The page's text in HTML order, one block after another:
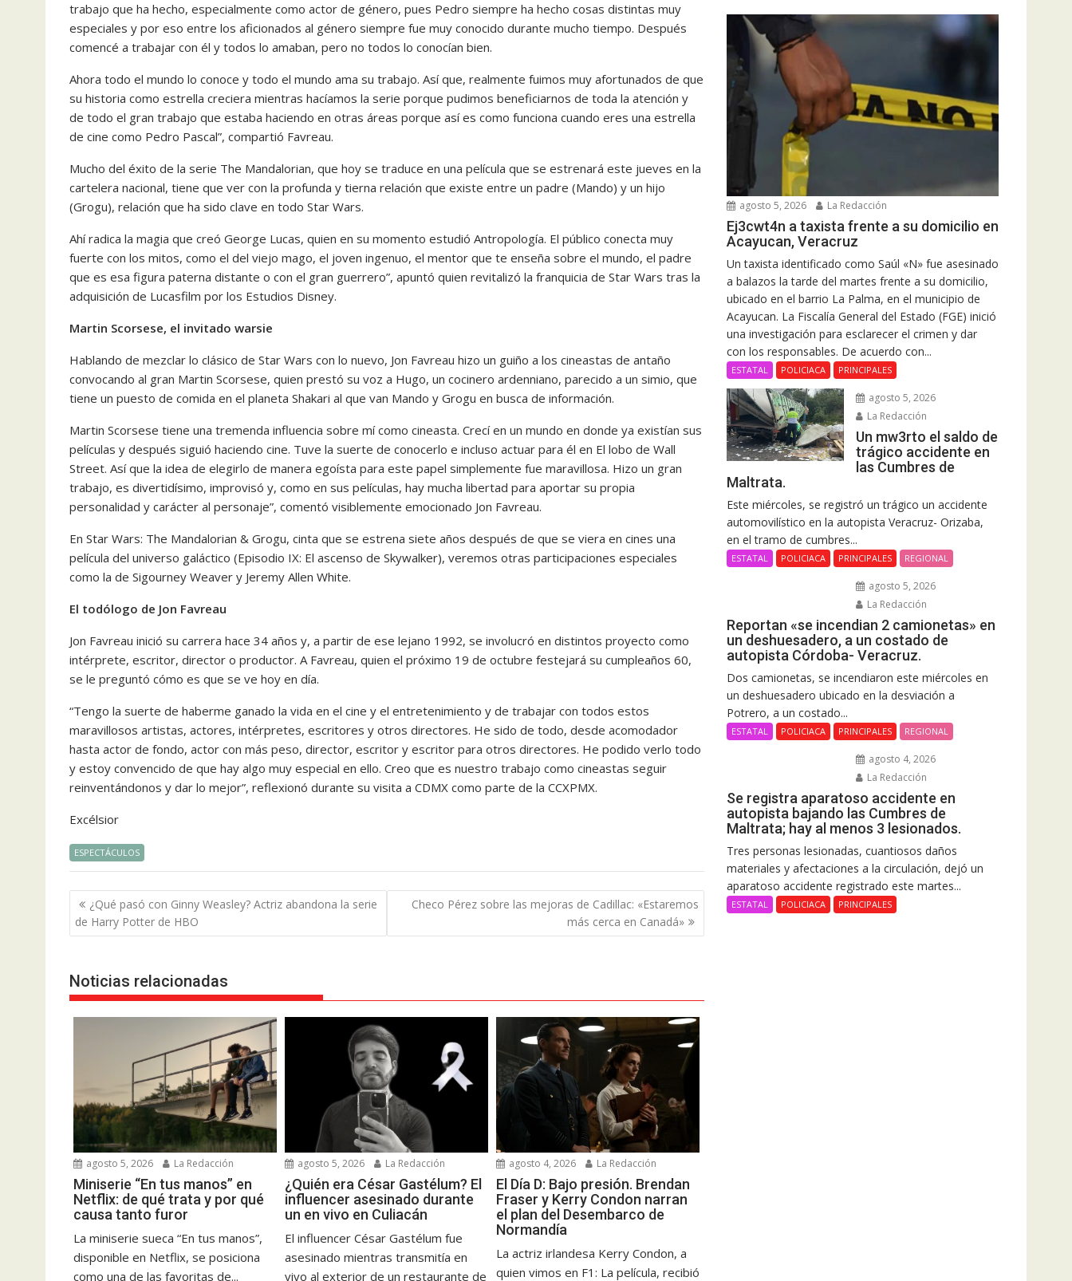
trabajo que ha hecho, especialmente como actor de género, pues Pedro siempre ha hecho cosas distintas muy
especiales y por eso entre los aficionados al género siempre fue muy conocido durante mucho tiempo. Después
comencé a trabajar con él y todos lo amaban, pero no todos lo conocían bien.
Ahora todo el mundo lo conoce y todo el mundo ama su trabajo. Así que, realmente fuimos muy afortunados de que
su historia como estrella creciera mientras hacíamos la serie porque pudimos beneficiarnos de toda la atención y
de todo el gran trabajo que estaba haciendo en otras áreas porque así es como funciona cuando eres una estrella
de cine como Pedro Pascal”, compartió Favreau.
Mucho del éxito de la serie The Mandalorian, que hoy se traduce en una película que se estrenará este jueves en la
cartelera nacional, tiene que ver con la profunda y tierna relación que existe entre un padre (Mando) y un hijo
(Grogu), relación que ha sido clave en todo Star Wars.
Ahí radica la magia que creó George Lucas, quien en su momento estudió Antropología. El público conecta muy
fuerte con los mitos, como el del viejo mago, el joven ingenuo, el mentor que te enseña sobre el mundo, el padre
que es esa figura paterna distante o con el gran guerrero”, apuntó quien revitalizó la franquicia de Star Wars tras la
adquisición de Lucasfilm por los Estudios Disney.
Martin Scorsese, el invitado warsie
Hablando de mezclar lo clásico de Star Wars con lo nuevo, Jon Favreau hizo un guiño a los cineastas de antaño
convocando al gran Martin Scorsese, quien prestó su voz a Hugo, un cocinero ardenniano, parecido a un simio, que
tiene un puesto de comida en el planeta Shakari al que van Mando y Grogu en busca de información.
Martin Scorsese tiene una tremenda influencia sobre mí como cineasta. Crecí en un mundo en donde ya existían sus
películas y después siguió haciendo cine. Tuve la suerte de conocerlo e incluso actuar para él en El lobo de Wall
Street. Así que la idea de elegirlo de manera egoísta para este papel simplemente fue maravillosa. Hizo un gran
trabajo, es divertidísimo, improvisó y, como en sus películas, hay mucha libertad para aportar su propia
personalidad y carácter al personaje”, comentó visiblemente emocionado Jon Favreau.
En Star Wars: The Mandalorian & Grogu, cinta que se estrena siete años después de que se viera en cines una
película del universo galáctico (Episodio IX: El ascenso de Skywalker), veremos otras participaciones especiales
como la de Sigourney Weaver y Jeremy Allen White.
El todólogo de Jon Favreau
Jon Favreau inició su carrera hace 34 años y, a partir de ese lejano 1992, se involucró en distintos proyecto como
intérprete, escritor, director o productor. A Favreau, quien el próximo 19 de octubre festejará su cumpleaños 60,
se le preguntó cómo es que se ve hoy en día.
“Tengo la suerte de haberme ganado la vida en el cine y el entretenimiento y de trabajar con todos estos
maravillosos artistas, actores, intérpretes, escritores y otros directores. He sido de todo, desde acomodador
hasta actor de fondo, actor con más peso, director, escritor y escritor para otros directores. He podido verlo todo
y estoy convencido de que hay algo muy especial en ello. Creo que es nuestro trabajo como cineastas seguir
reinventándonos y dar lo mejor”, reflexionó durante su visita a CDMX como parte de la CCXPMX.
Excélsior
ESPECTÁCULOS
Navegación
de
entradas
¿Qué pasó con Ginny Weasley? Actriz abandona la serie
de Harry Potter de HBO
Checo Pérez sobre las mejoras de Cadillac: «Estaremos
más cerca en Canadá»
Noticias relacionadas
agosto 5, 2026 La Redacción
Miniserie “En tus manos” en
Netflix: de qué trata y por qué
causa tanto furor
La miniserie sueca “En tus manos”,
disponible en Netflix, se posiciona
como una de las favoritas de...
agosto 5, 2026 La Redacción
¿Quién era César Gastélum? El
influencer asesinado durante
un en vivo en Culiacán
El influencer César Gastélum fue
asesinado mientras transmitía en
vivo al exterior de un restaurante de
agosto 4, 2026 La Redacción
El Día D: Bajo presión. Brendan
Fraser y Kerry Condon narran
el plan del Desembarco de
Normandía
La actriz irlandesa Kerry Condon, a
quien vimos en F1: La película, recibió
agosto 5, 2026 La Redacción
Ej3cwt4n a taxista frente a su domicilio en
Acayucan, Veracruz
Un taxista identificado como Saúl «N» fue asesinado
a balazos la tarde del martes frente a su domicilio,
ubicado en el barrio La Palma, en el municipio de
Acayucan. La Fiscalía General del Estado (FGE) inició
una investigación para esclarecer el crimen y dar
con los responsables. De acuerdo con...
ESTATAL POLICIACA PRINCIPALES
agosto 5, 2026
La Redacción
Un mw3rto el saldo de
trágico accidente en
las Cumbres de
Maltrata.
Este miércoles, se registró un trágico un accidente
automovilístico en la autopista Veracruz- Orizaba,
en el tramo de cumbres...
ESTATAL POLICIACA PRINCIPALES REGIONAL
agosto 5, 2026
La Redacción
Reportan «se incendian 2 camionetas» en
un deshuesadero, a un costado de
autopista Córdoba- Veracruz.
Dos camionetas, se incendiaron este miércoles en
un deshuesadero ubicado en la desviación a
Potrero, a un costado...
ESTATAL POLICIACA PRINCIPALES REGIONAL
agosto 4, 2026
La Redacción
Se registra aparatoso accidente en
autopista bajando las Cumbres de
Maltrata; hay al menos 3 lesionados.
Tres personas lesionadas, cuantiosos daños
materiales y afectaciones a la circulación, dejó un
aparatoso accidente registrado este martes...
ESTATAL POLICIACA PRINCIPALES